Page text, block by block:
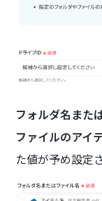
フォルダ名また
ファイルのアイ
た値が予め設定